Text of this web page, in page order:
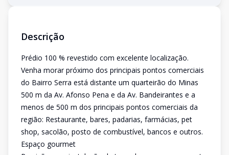
Descrição
Prédio 100 % revestido com excelente localização.
Venha morar próximo dos principais pontos comerciais
do Bairro Serra está distante um quarteirão do Minas
500 m da Av. Afonso Pena e da Av. Bandeirantes e a
menos de 500 m dos principais pontos comerciais da
região: Restaurante, bares, padarias, farmácias, pet
shop, sacolão, posto de combustível, bancos e outros.
Espaço gourmet